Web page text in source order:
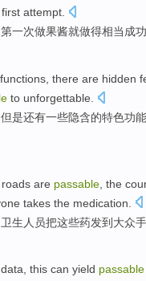
first attempt.
第一次做果酱就做得相当成功
functions there are hidden
to unforgettable
但是还有一些隐含的特色功能
roads are passable , the
takes the medication
卫生 人员把这些药发到大众手
this can yield passable